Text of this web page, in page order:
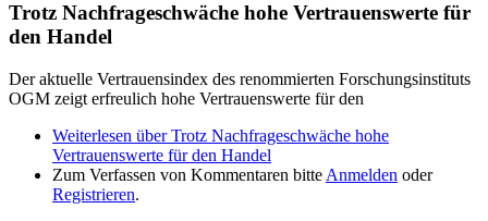
Trotz Nachfrageschwäche hohe Vertrauenswerte für
den Handel
Der aktuelle Vertrauensindex des renommierten Forschungsinstituts
OGM zeigt erfreulich hohe Vertrauenswerte für den
Weiterlesen über Trotz Nachfrageschwäche hohe
Vertrauenswerte für den Handel
Zum Verfassen von Kommentaren bitte Anmelden oder
Registrieren.